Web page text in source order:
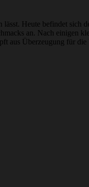
Heute befindet sich
an. Nach einigen
aus Überzeugung für